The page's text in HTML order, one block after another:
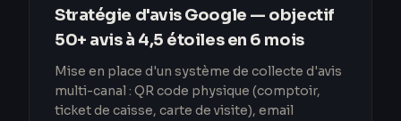
Stratégie d'avis Google — objectif
50+ avis à 4,5 étoiles en 6 mois
Mise en place d'un système de collecte d'avis
multi-canal : QR code physique (comptoir,
ticket de caisse, carte de visite), email